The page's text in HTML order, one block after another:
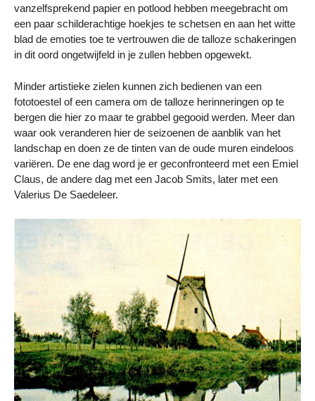
vanzelfsprekend papier en potlood hebben meegebracht om
een paar schilderachtige hoekjes te schetsen en aan het witte
blad de emoties toe te vertrouwen die de talloze schakeringen
in dit oord ongetwijfeld in je zullen hebben opgewekt.
Minder artistieke zielen kunnen zich bedienen van een
fototoestel of een camera om de talloze herinneringen op te
bergen die hier zo maar te grabbel gegooid werden. Meer dan
waar ook veranderen hier de seizoenen de aanblik van het
landschap en doen ze de tinten van de oude muren eindeloos
variëren. De ene dag word je er geconfronteerd met een Emiel
Claus, de andere dag met een Jacob Smits, later met een
Valerius De Saedeleer.